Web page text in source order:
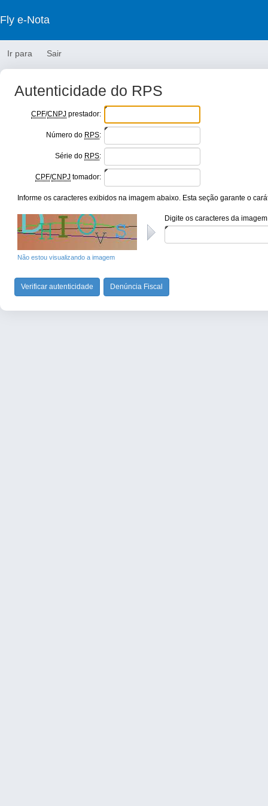
Fly e-Nota
Ir para Sair
Autenticidade do RPS
CPF/CNPJ prestador:
Número do RPS:
Série do RPS:
CPF/CNPJ tomador:
Informe os caracteres exibidos na imagem abaixo. Esta seção garante o
Não estou visualizando a imagem
Digite os caracteres da